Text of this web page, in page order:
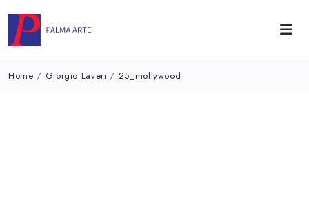
Home / Giorgio Laveri / 25_mollywood